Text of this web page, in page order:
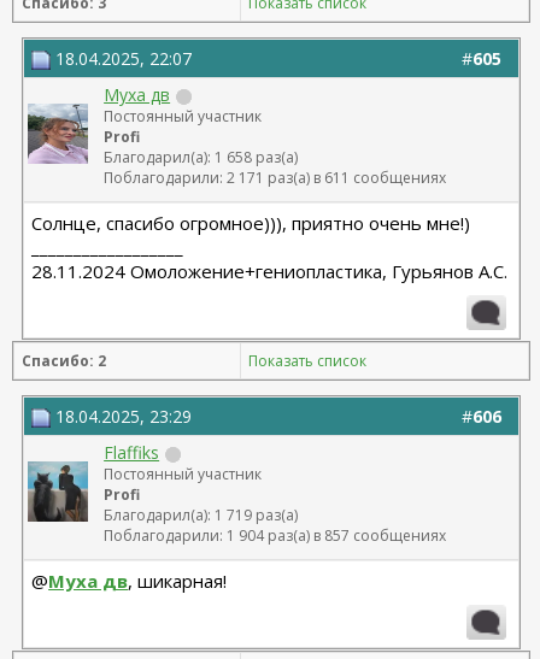
#605
18.04.2025, 22:07
Муха дв
Постоянный участник
Profi
Благодарил(а): 1 658 раз(а)
Поблагодарили: 2 171 раз(а) в 611 сообщениях
Солнце, спасибо огромное))), приятно очень мне!)
28.11.2024 Омоложение+гениопластика, Гурьянов А.С.
Спасибо: 2 Показать список
#606
18.04.2025, 23:29
Flaffiks
Постоянный участник
Profi
Благодарил(а): 1 719 раз(а)
Поблагодарили: 1 904 раз(а) в 857 сообщениях
@Муха дв, шикарная!